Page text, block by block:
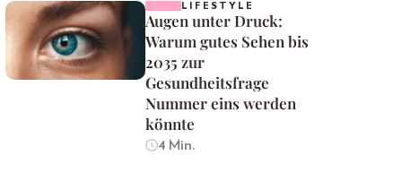
LIFESTYLE
Augen unter Druck:
Warum gutes Sehen bis
2035 zur
Gesundheitsfrage
Nummer eins werden
könnte
4 Min.